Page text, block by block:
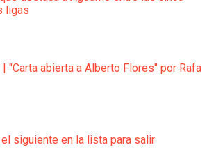
ligas
| "Carta abierta a Alberto Flores" por Rafa
siguiente en la lista para salir